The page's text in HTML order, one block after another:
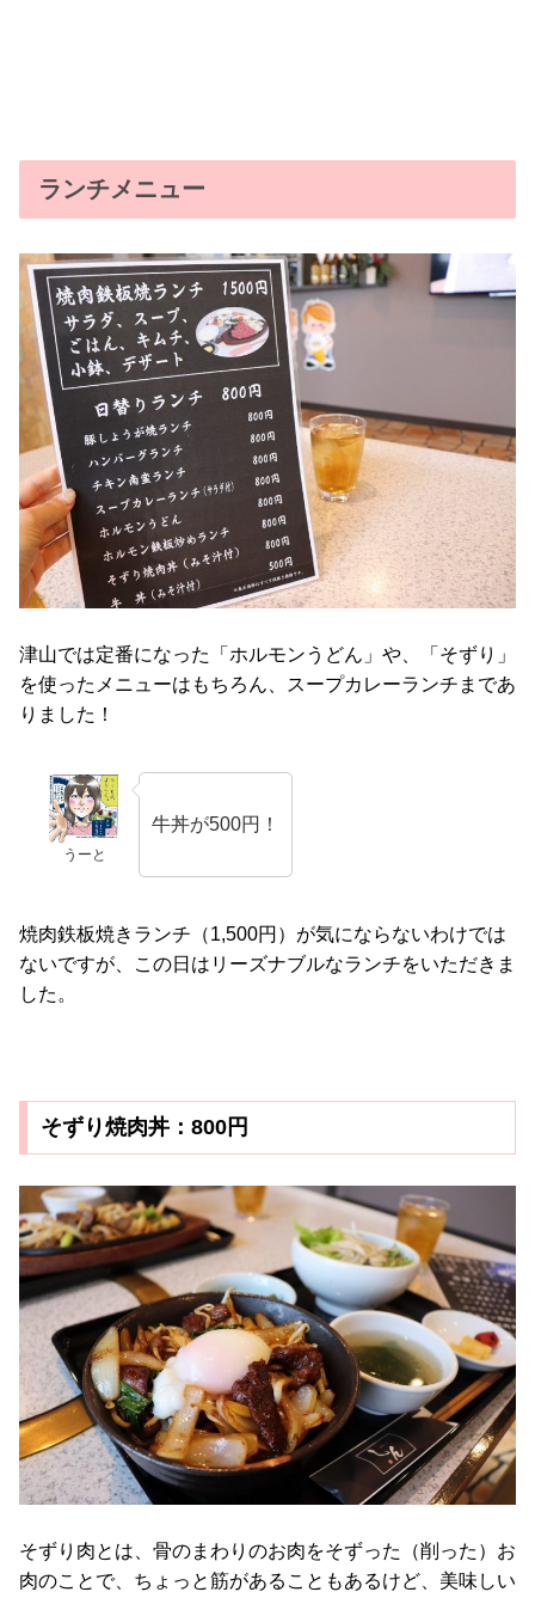
ランチメニュー
津山では定番になった「ホルモンうどん」や、「そずり」
を使ったメニューはもちろん、スープカレーランチまであ
りました！
うーと
牛丼が500円！
焼肉鉄板焼きランチ（1,500円）が気にならないわけでは
ないですが、この日はリーズナブルなランチをいただきま
した。
そずり焼肉丼：800円
そずり肉とは、骨のまわりのお肉をそずった（削った）お
肉のことで、ちょっと筋があることもあるけど、美味しい